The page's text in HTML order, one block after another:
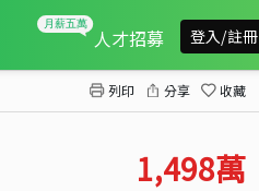
人才招募 登入/註冊
列印 分享 收藏
1,498萬